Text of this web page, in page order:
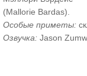
(Mallorie Bardas).
Особые приметы:
Озвучка: Jason